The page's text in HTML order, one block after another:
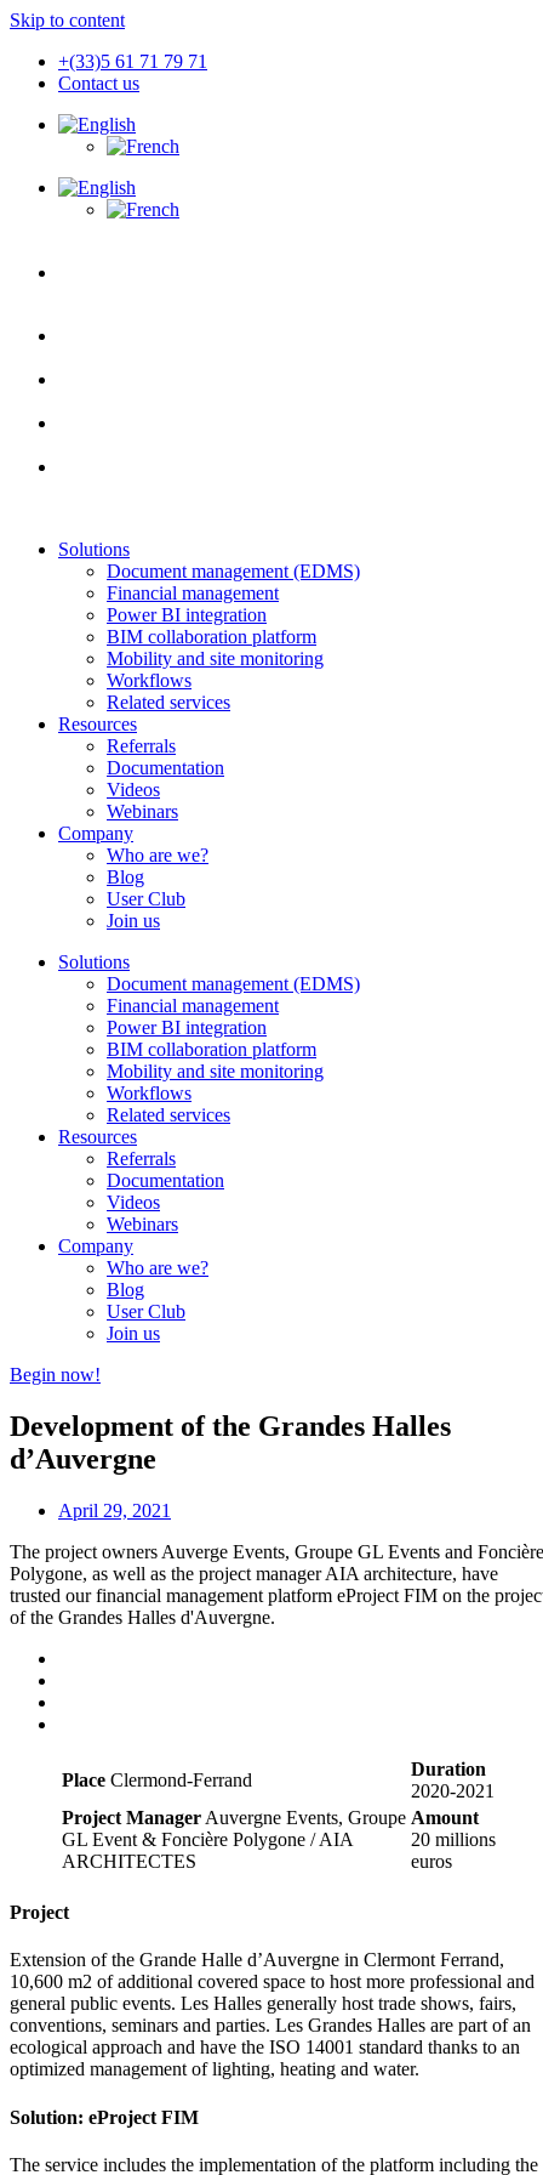
Skip to content
+(33)5 61 71 79 71
Contact us
Solutions
Document management (EDMS)
Financial management
Power BI integration
BIM collaboration platform
Mobility and site monitoring
Workflows
Related services
Resources
Referrals
Documentation
Videos
Webinars
Company
Who are we?
Blog
User Club
Join us
Solutions
Document management (EDMS)
Financial management
Power BI integration
BIM collaboration platform
Mobility and site monitoring
Workflows
Related services
Resources
Referrals
Documentation
Videos
Webinars
Company
Who are we?
Blog
User Club
Join us
Begin now!
Development of the Grandes Halles
d’Auvergne
April 29, 2021
The project owners Auverge Events, Groupe GL Events and Foncière
Polygone, as well as the project manager AIA architecture, have
trusted our financial management platform eProject FIM on the
of the Grandes Halles d'Auvergne.
Place Clermond-Ferrand
Duration
2020-2021
Project Manager Auvergne Events, Groupe
GL Event & Foncière Polygone / AIA
ARCHITECTES
Amount
20 millions
euros
Project
Extension of the Grande Halle d’Auvergne in Clermont Ferrand,
10,600 m2 of additional covered space to host more professional and
general public events. Les Halles generally host trade shows, fairs,
conventions, seminars and parties. Les Grandes Halles are part of an
ecological approach and have the ISO 14001 standard thanks to an
optimized management of lighting, heating and water.
Solution: eProject FIM
The service includes the implementation of the platform including the